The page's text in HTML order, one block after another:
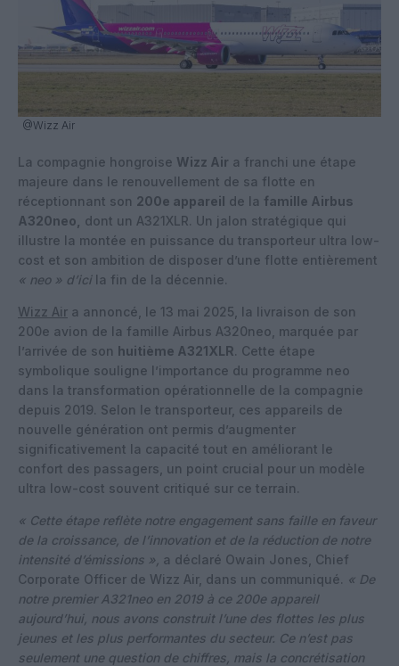
@Wizz Air
La compagnie hongroise Wizz Air a franchi une étape
majeure dans le renouvellement de sa flotte en
réceptionnant son 200e appareil de la famille Airbus
A320neo,
dont un A321XLR. Un jalon stratégique qui
illustre la montée en puissance du transporteur ultra low-
cost et son ambition de disposer d’une flotte entièrement
« neo » d’icila fin de la décennie.
Wizz Air a annoncé, le 13 mai 2025, la livraison de son
200e avion de la famille Airbus A320neo, marquée par
l’arrivée de son huitième A321XLR. Cette étape
symbolique souligne l’importance du programme neo
dans la transformation opérationnelle de la compagnie
depuis 2019. Selon le transporteur, ces appareils de
nouvelle génération ont permis d’augmenter
significativement la capacité tout en améliorant le
confort des passagers, un point crucial pour un modèle
ultra low-cost souvent critiqué sur ce terrain.
« Cette étape reflète notre engagement sans faille en faveur
de la croissance, de l’innovation et de la réduction de notre
intensité d’émissions », a déclaré Owain Jones, Chief
Corporate Officer de Wizz Air, dans un communiqué. « De
notre premier A321neo en 2019 à ce 200e appareil
aujourd’hui, nous avons construit l’une des flottes les plus
jeunes et les plus performantes du secteur. Ce n’est pas
seulement une question de chiffres, mais la concrétisation